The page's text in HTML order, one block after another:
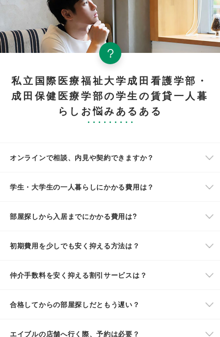
私立国際医療福祉大学成田看護学部・
成田保健医療学部の学生の賃貸一人暮
らしお悩みあるある
オンラインで相談、内見や契約できますか？
学生・大学生の一人暮らしにかかる費用は？
部屋探しから入居までにかかる費用は?
初期費用を少しでも安く抑える方法は？
仲介手数料を安く抑える割引サービスは？
合格してからの部屋探しだともう遅い？
エイブルの店舗へ行く際、予約は必要？